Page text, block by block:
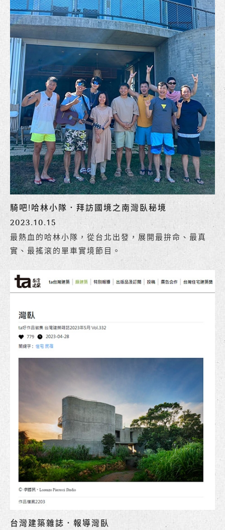
騎吧!哈林小隊．拜訪國境之南灣臥秘境
2023.10.15
最熱血的哈林小隊，從台北出發，展開最拚命、最真
實、最搖滾的單車實境節目。
台灣建築雜誌．報導灣臥